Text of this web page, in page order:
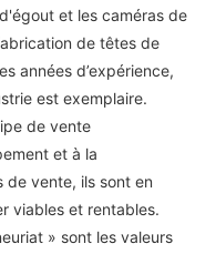
et les caméras de
de têtes de
années d’expérience,
est exemplaire.
de vente
et à la
vente, ils sont en
viables et rentables.
» sont les valeurs